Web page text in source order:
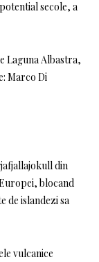
secole, a
Laguna Albastra,
Marco Di
din
blocand
de islandezi sa
vulcanice